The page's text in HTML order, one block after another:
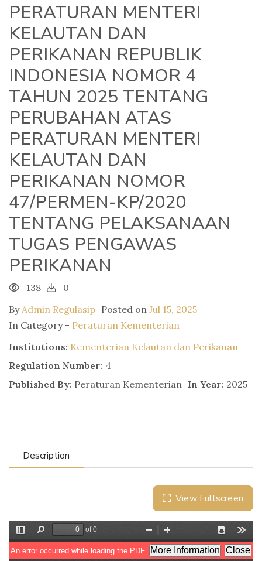
PERATURAN MENTERI
KELAUTAN DAN
PERIKANAN REPUBLIK
INDONESIA NOMOR 4
TAHUN 2025 TENTANG
PERUBAHAN ATAS
PERATURAN MENTERI
KELAUTAN DAN
PERIKANAN NOMOR
47/PERMEN-KP/2020
TENTANG PELAKSANAAN
TUGAS PENGAWAS
PERIKANAN
138
0
ByAdmin Regulasip Posted on Jul 15, 2025
In Category - Peraturan Kementerian
Institutions: Kementerian Kelautan dan Perikanan
Regulation Number: 4
Published By: Peraturan Kementerian In Year: 2025
Description
View Fullscreen